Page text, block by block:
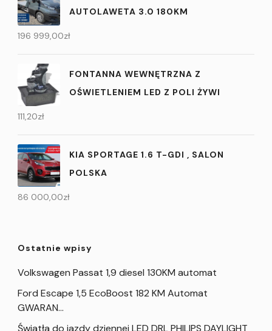
AUTOLAWETA 3.0 180KM
196 999,00zł
FONTANNA WEWNĘTRZNA Z
OŚWIETLENIEM LED Z POLI ŻYWI
111,20zł
KIA SPORTAGE 1.6 T-GDI , SALON
POLSKA
86 000,00zł
Ostatnie wpisy
Volkswagen Passat 1,9 diesel 130KM automat
Ford Escape 1,5 EcoBoost 182 KM Automat
GWARAN…
Światła do jazdy dziennej LED DRL PHILIPS DAYLIGHT